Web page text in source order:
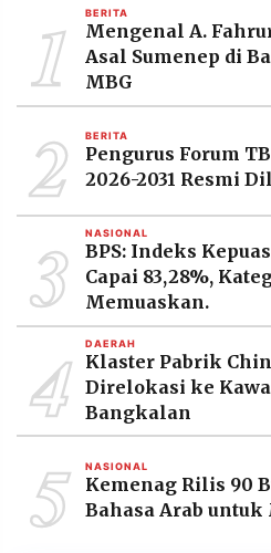
PRAMUDITA
Resolusi.co
-
2026
PT.
RESOLUSI
PRAMUDITA
1 BERITA
Mengenal A.
Asal Sumenep di
MBG
2 BERITA
Pengurus Forum
2026-2031 Resmi
3 NASIONAL
BPS: Indeks
Capai 83,28%,
Memuaskan.
4 DAERAH
Klaster Pabrik
Direlokasi ke
Bangkalan
5 NASIONAL
Kemenag Rilis 90
Bahasa Arab untuk